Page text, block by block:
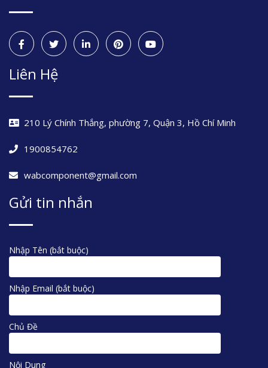
Liên Hệ
210 Lý Chính Thắng, phường 7, Quận 3, Hồ Chí Minh
1900854762
wabcomponent@gmail.com
Gửi tin nhắn
Nhập Tên (bắt buộc)
Nhập Email (bắt buộc)
Chủ Đề
Nội Dung